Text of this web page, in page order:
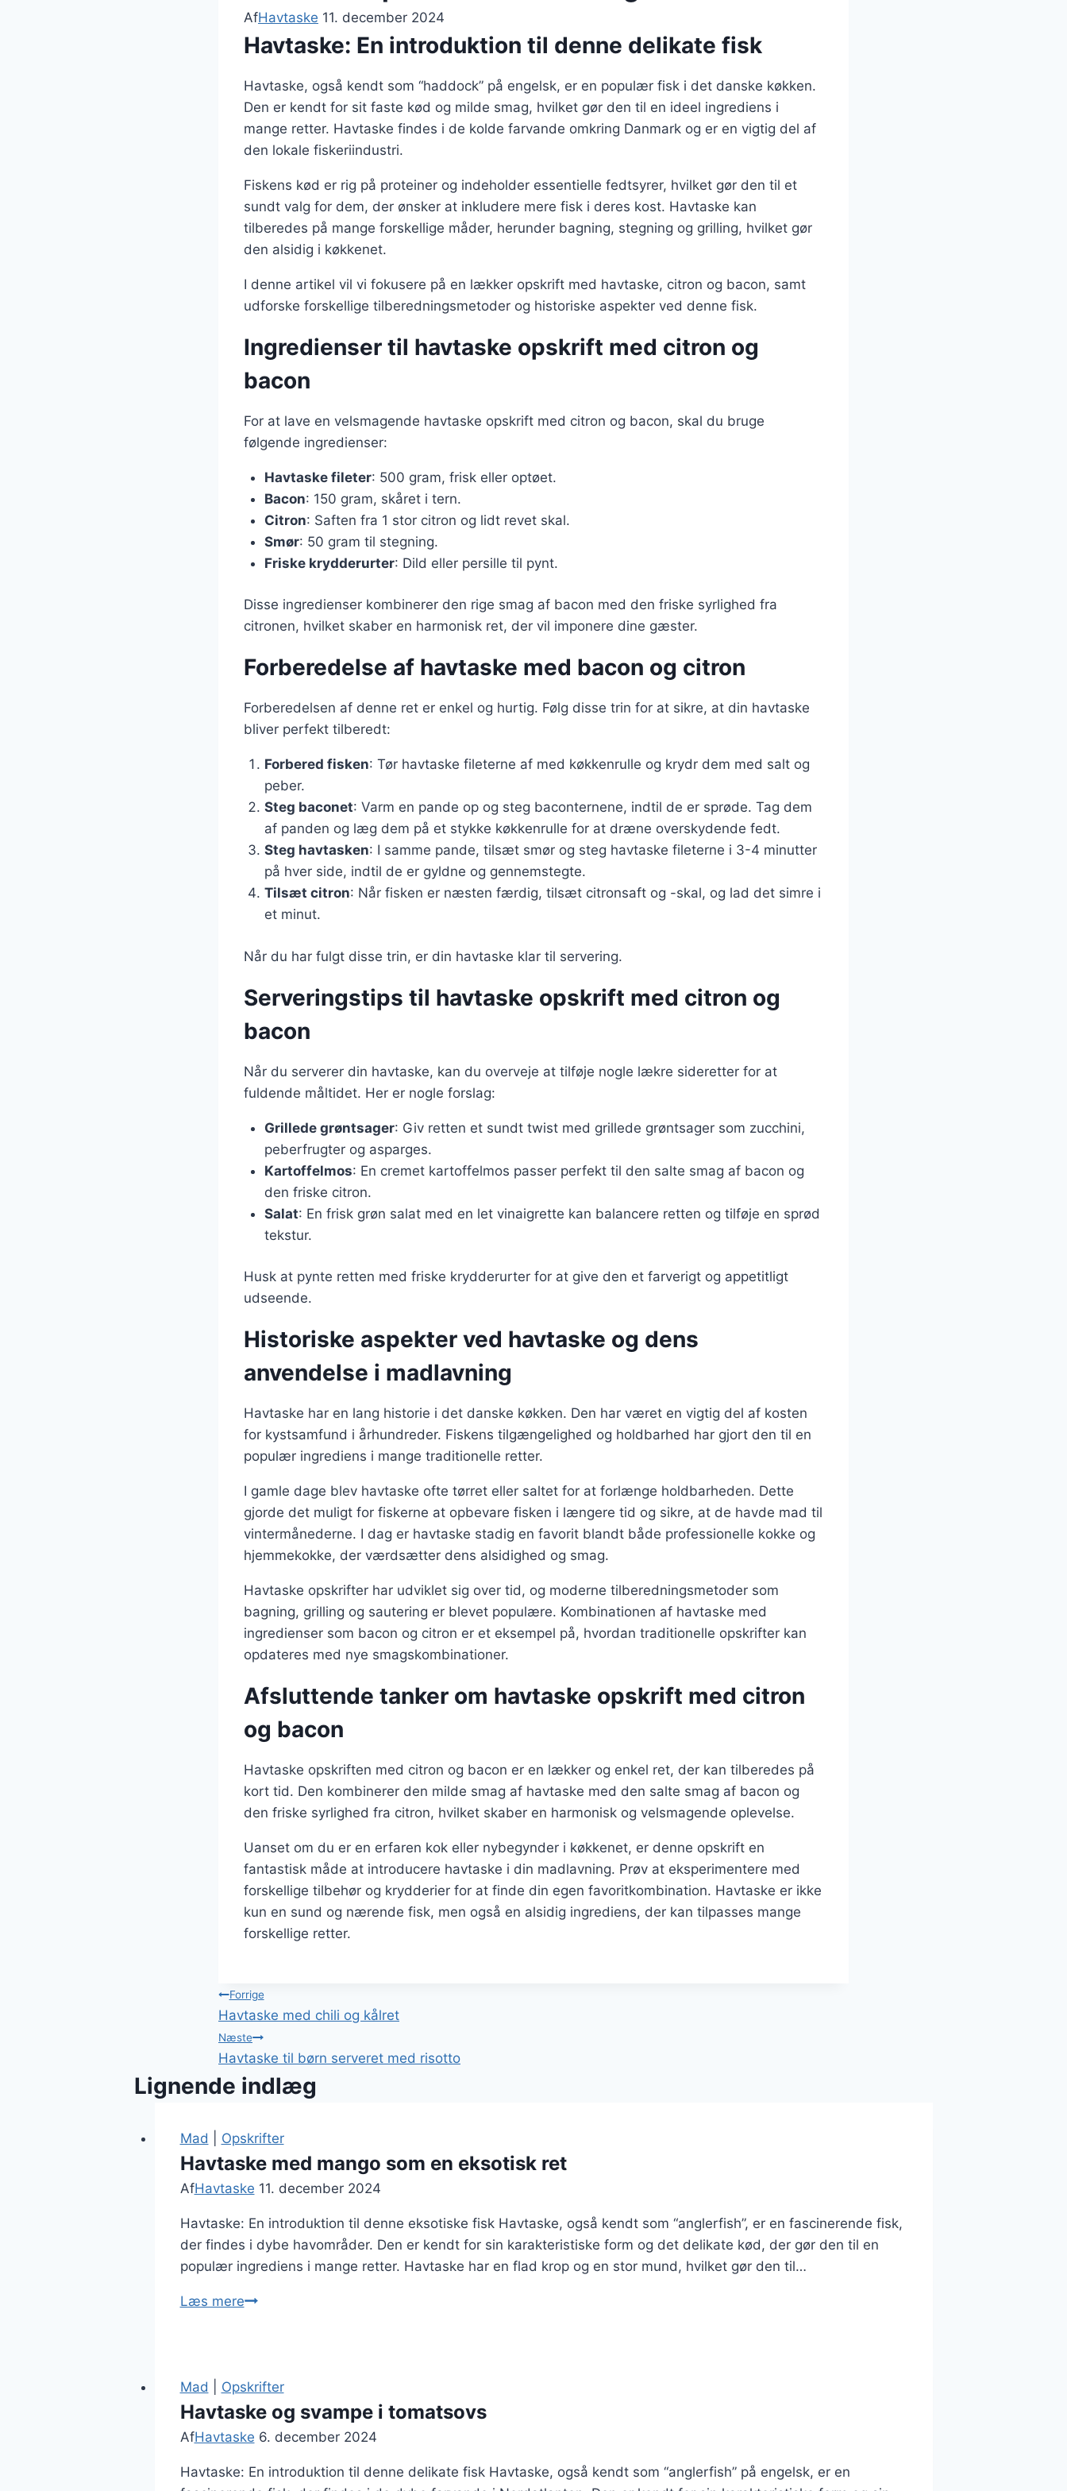
AfHavtaske 11. december 2024
Havtaske: En introduktion til denne delikate fisk
Havtaske, også kendt som “haddock” på engelsk, er en populær fisk i det danske køkken.
Den er kendt for sit faste kød og milde smag, hvilket gør den til en ideel ingrediens i
mange retter. Havtaske findes i de kolde farvande omkring Danmark og er en vigtig del af
den lokale fiskeriindustri.
Fiskens kød er rig på proteiner og indeholder essentielle fedtsyrer, hvilket gør den til et
sundt valg for dem, der ønsker at inkludere mere fisk i deres kost. Havtaske kan
tilberedes på mange forskellige måder, herunder bagning, stegning og grilling, hvilket gør
den alsidig i køkkenet.
I denne artikel vil vi fokusere på en lækker opskrift med havtaske, citron og bacon, samt
udforske forskellige tilberedningsmetoder og historiske aspekter ved denne fisk.
Ingredienser til havtaske opskrift med citron og
bacon
For at lave en velsmagende havtaske opskrift med citron og bacon, skal du bruge
følgende ingredienser:
Havtaske fileter: 500 gram, frisk eller optøet.
Bacon: 150 gram, skåret i tern.
Citron: Saften fra 1 stor citron og lidt revet skal.
Smør: 50 gram til stegning.
Friske krydderurter: Dild eller persille til pynt.
Disse ingredienser kombinerer den rige smag af bacon med den friske syrlighed fra
citronen, hvilket skaber en harmonisk ret, der vil imponere dine gæster.
Forberedelse af havtaske med bacon og citron
Forberedelsen af denne ret er enkel og hurtig. Følg disse trin for at sikre, at din havtaske
bliver perfekt tilberedt:
Forbered fisken: Tør havtaske fileterne af med køkkenrulle og krydr dem med salt og
peber.
Steg baconet: Varm en pande op og steg baconternene, indtil de er sprøde. Tag dem
af panden og læg dem på et stykke køkkenrulle for at dræne overskydende fedt.
Steg havtasken: I samme pande, tilsæt smør og steg havtaske fileterne i 3-4 minutter
på hver side, indtil de er gyldne og gennemstegte.
Tilsæt citron: Når fisken er næsten færdig, tilsæt citronsaft og -skal, og lad det simre i
et minut.
Når du har fulgt disse trin, er din havtaske klar til servering.
Serveringstips til havtaske opskrift med citron og
bacon
Når du serverer din havtaske, kan du overveje at tilføje nogle lækre sideretter for at
fuldende måltidet. Her er nogle forslag:
Grillede grøntsager: Giv retten et sundt twist med grillede grøntsager som zucchini,
peberfrugter og asparges.
Kartoffelmos: En cremet kartoffelmos passer perfekt til den salte smag af bacon og
den friske citron.
Salat: En frisk grøn salat med en let vinaigrette kan balancere retten og tilføje en sprød
tekstur.
Husk at pynte retten med friske krydderurter for at give den et farverigt og appetitligt
udseende.
Historiske aspekter ved havtaske og dens
anvendelse i madlavning
Havtaske har en lang historie i det danske køkken. Den har været en vigtig del af kosten
for kystsamfund i århundreder. Fiskens tilgængelighed og holdbarhed har gjort den til en
populær ingrediens i mange traditionelle retter.
I gamle dage blev havtaske ofte tørret eller saltet for at forlænge holdbarheden. Dette
gjorde det muligt for fiskerne at opbevare fisken i længere tid og sikre, at de havde mad til
vintermånederne. I dag er havtaske stadig en favorit blandt både professionelle kokke og
hjemmekokke, der værdsætter dens alsidighed og smag.
Havtaske opskrifter har udviklet sig over tid, og moderne tilberedningsmetoder som
bagning, grilling og sautering er blevet populære. Kombinationen af havtaske med
ingredienser som bacon og citron er et eksempel på, hvordan traditionelle opskrifter kan
opdateres med nye smagskombinationer.
Afsluttende tanker om havtaske opskrift med citron
og bacon
Havtaske opskriften med citron og bacon er en lækker og enkel ret, der kan tilberedes på
kort tid. Den kombinerer den milde smag af havtaske med den salte smag af bacon og
den friske syrlighed fra citron, hvilket skaber en harmonisk og velsmagende oplevelse.
Uanset om du er en erfaren kok eller nybegynder i køkkenet, er denne opskrift en
fantastisk måde at introducere havtaske i din madlavning. Prøv at eksperimentere med
forskellige tilbehør og krydderier for at finde din egen favoritkombination. Havtaske er ikke
kun en sund og nærende fisk, men også en alsidig ingrediens, der kan tilpasses mange
forskellige retter.
Indlægsnavigation
Forrige
Havtaske med chili og kålret
Næste
Havtaske til børn serveret med risotto
Lignende indlæg
Mad Opskrifter
Havtaske med mango som en eksotisk ret
AfHavtaske 11. december 2024
Havtaske: En introduktion til denne eksotiske fisk Havtaske, også kendt som “anglerfish”, er en fascinerende fisk,
der findes i dybe havområder. Den er kendt for sin karakteristiske form og det delikate kød, der gør den til en
populær ingrediens i mange retter. Havtaske har en flad krop og en stor mund, hvilket gør den til…
Læs mereHavtaske
en
eksotisk
ret
Mad Opskrifter
Havtaske og svampe i tomatsovs
AfHavtaske 6. december 2024
Havtaske: En introduktion til denne delikate fisk Havtaske, også kendt som “anglerfish” på engelsk, er en